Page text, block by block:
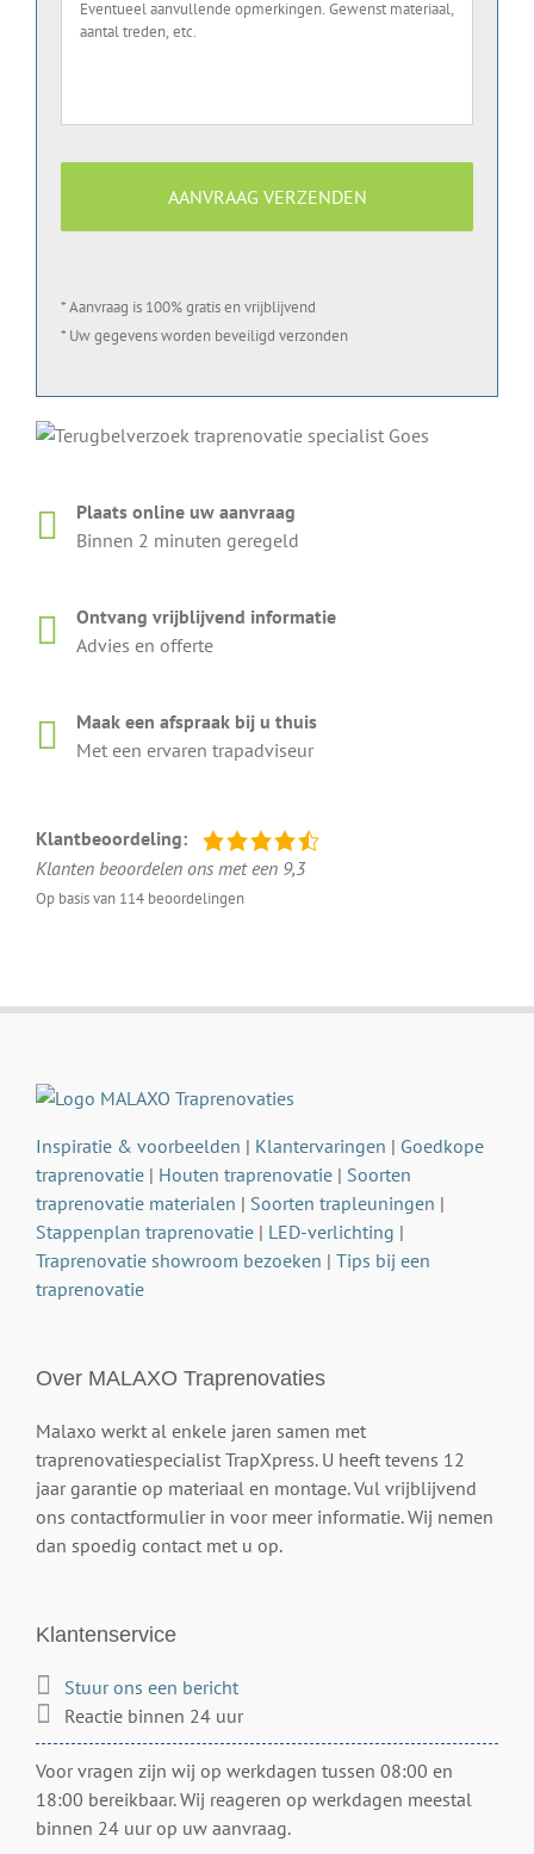
* Aanvraag is 100% gratis en vrijblijvend
* Uw gegevens worden beveiligd verzonden
Plaats online uw aanvraag
Binnen 2 minuten geregeld
Ontvang vrijblijvend informatie
Advies en offerte
Maak een afspraak bij u thuis
Met een ervaren trapadviseur
Klantbeoordeling:
Klanten beoordelen ons met een 9,3
Op basis van 114 beoordelingen
Inspiratie & voorbeelden | Klantervaringen | Goedkope
traprenovatie | Houten traprenovatie | Soorten
traprenovatie materialen | Soorten trapleuningen |
Stappenplan traprenovatie | LED-verlichting |
Traprenovatie showroom bezoeken | Tips bij een
traprenovatie
Over MALAXO Traprenovaties
Malaxo werkt al enkele jaren samen met
traprenovatiespecialist TrapXpress. U heeft tevens 12
jaar garantie op materiaal en montage. Vul vrijblijvend
ons contactformulier in voor meer informatie. Wij nemen
dan spoedig contact met u op.
Klantenservice
Stuur ons een bericht
Reactie binnen 24 uur
Voor vragen zijn wij op werkdagen tussen 08:00 en
18:00 bereikbaar. Wij reageren op werkdagen meestal
binnen 24 uur op uw aanvraag.